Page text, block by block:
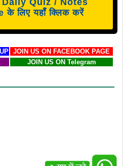
Daily Quiz / Notes
के लिए यहाँ क्लिक करें
JOIN US ON FACEBOOK PAGE
JOIN US ON Telegram